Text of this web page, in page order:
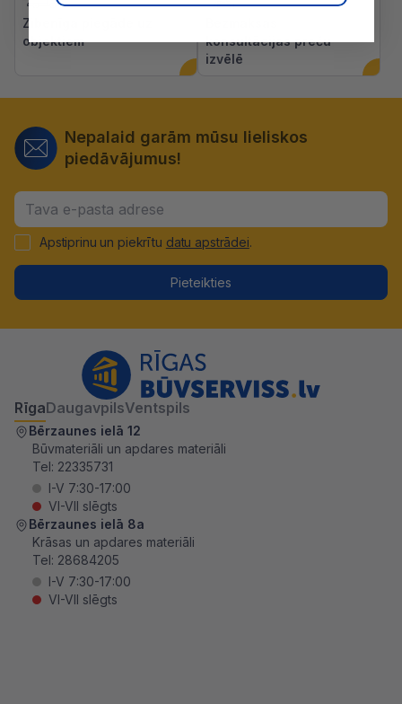
Zibenīga piegāde uz
objektiem
konsultācijas preču
izvēlē
Nepalaid garām mūsu lieliskos
piedāvājumus!
Apstiprinu un piekrītu datu apstrādei.
Pieteikties
RīgaDaugavpilsVentspils
Bērzaunes ielā 12
Būvmateriāli un apdares materiāli
Tel: 22335731
I-V 7:30-17:00
VI-VII slēgts
Bērzaunes ielā 8a
Krāsas un apdares materiāli
Tel: 28684205
I-V 7:30-17:00
VI-VII slēgts